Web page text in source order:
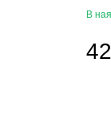
В